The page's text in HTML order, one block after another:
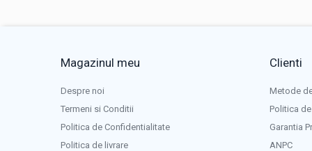
Magazinul meu
Despre noi
Termeni si Conditii
Politica de Confidentialitate
Politica de livrare
Clienti
Metode
Politica
Garantia
ANPC